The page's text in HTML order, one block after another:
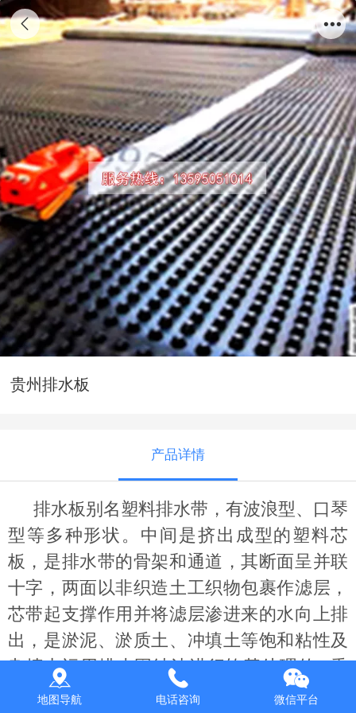
贵州排水板
产品详情
排水板别名塑料排水带，有波浪型、口琴
型等多种形状。中间是挤出成型的塑料芯
板，是排水带的骨架和通道，其断面呈并联
十字，两面以非织造土工织物包裹作滤层，
芯带起支撑作用并将滤层渗进来的水向上排
出，是淤泥、淤质土、冲填土等饱和粘性及
杂填土运用排水固结法进行软基处理的**垂
直通道，大大缩短软土固结时间。
地图导航 电话咨询 微信平台